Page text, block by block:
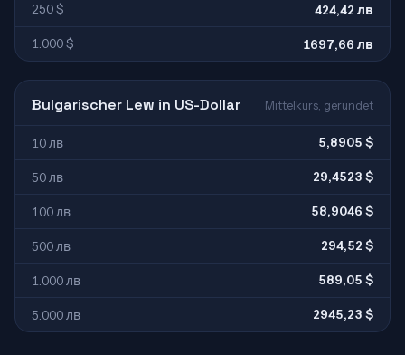
250 $ 424,42 лв
1.000 $ 1697,66 лв
Bulgarischer Lew in US-Dollar Mittelkurs, gerundet
10 лв 5,8905 $
50 лв 29,4523 $
100 лв 58,9046 $
500 лв 294,52 $
1.000 лв 589,05 $
5.000 лв 2945,23 $